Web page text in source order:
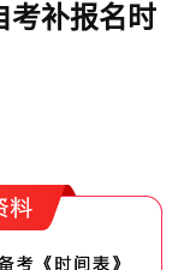
考补报名时